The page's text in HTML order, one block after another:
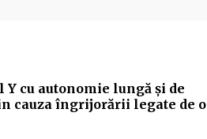
cu autonomie lungă și de
cauza îngrijorării legate de o